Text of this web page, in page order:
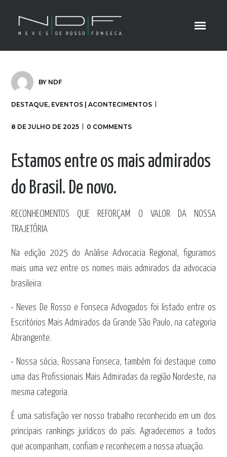
BY NDF
DESTAQUE, EVENTOS | ACONTECIMENTOS
8 DE JULHO DE 2025 0 COMMENTS
Estamos entre os mais admirados
do Brasil. De novo.
RECONHECIMENTOS QUE REFORÇAM O VALOR DA NOSSA
TRAJETÓRIA
Na edição 2025 do Análise Advocacia Regional, figuramos
mais uma vez entre os nomes mais admirados da advocacia
brasileira:
• Neves De Rosso e Fonseca Advogados foi listado entre os
Escritórios Mais Admirados da Grande São Paulo, na categoria
Abrangente.
• Nossa sócia, Rossana Fonseca, também foi destaque como
uma das Profissionais Mais Admiradas da região Nordeste, na
mesma categoria.
É uma satisfação ver nosso trabalho reconhecido em um dos
principais rankings jurídicos do país. Agradecemos a todos
que acompanham, confiam e reconhecem a nossa atuação.